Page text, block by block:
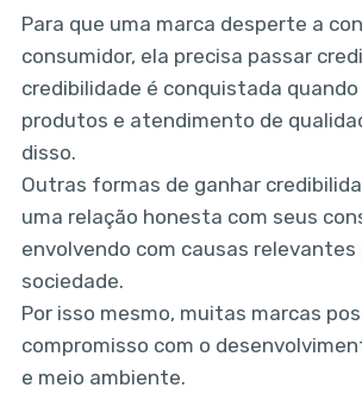
Para que uma marca desperte a
consumidor, ela precisa passar
credibilidade é conquistada
produtos e atendimento de
disso.
Outras formas de ganhar
uma relação honesta com seus
envolvendo com causas relevantes
sociedade.
Por isso mesmo, muitas marcas
compromisso com o
e meio ambiente.